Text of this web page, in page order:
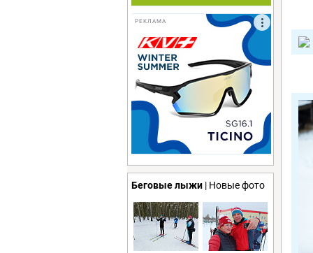
РЕКЛАМА
Беговые лыжи | Новые фото